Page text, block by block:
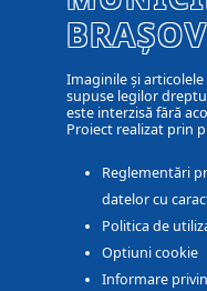
BRAȘOV
Imaginile și
supuse legilor
este interzisă fără
Proiect realizat prin
Reglementări
datelor cu
Politica de
Optiuni cookie
Informare